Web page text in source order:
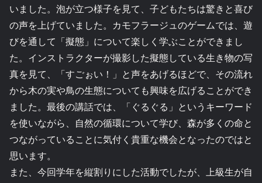
いました。泡が立つ様子を見て、子どもたちは驚きと喜び
の声を上げていました。カモフラージュのゲームでは、遊
びを通して「擬態」について楽しく学ぶことができまし
た。インストラクターが撮影した擬態している生き物の写
真を見て、「すごぉい！」と声をあげるほどで、その流れ
から木の実や鳥の生態についても興味を広げることができ
ました。最後の講話では、「ぐるぐる」というキーワード
を使いながら、自然の循環について学び、森が多くの命と
つながっていることに気付く貴重な機会となったのではと
思います。
また、今回学年を縦割りにした活動でしたが、上級生が自